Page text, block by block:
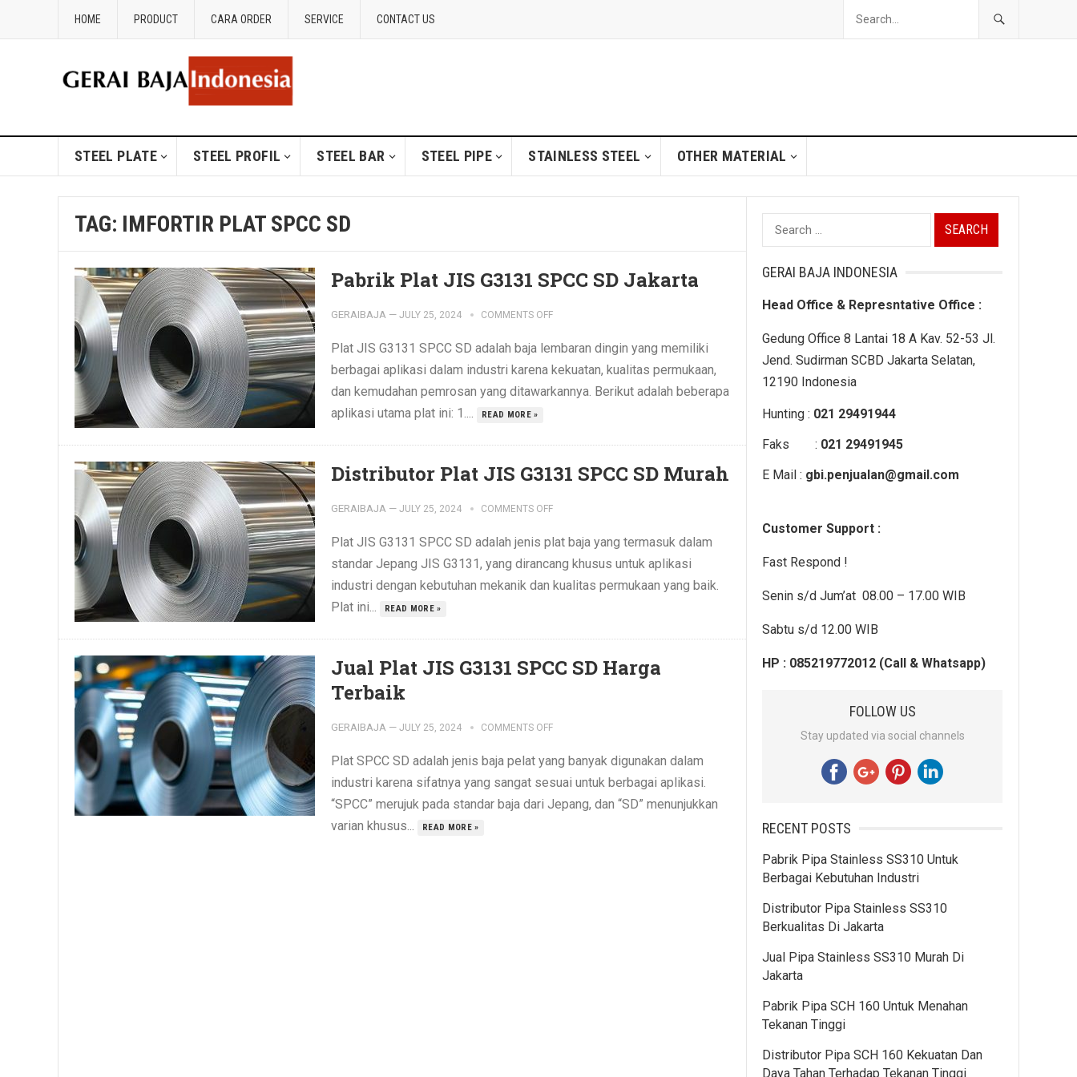
HOME PRODUCT CARA ORDER SERVICE CONTACT US
STEEL PLATE STEEL PROFIL STEEL BAR STEEL PIPE STAINLESS STEEL OTHER MATERIAL
TAG: IMFORTIR PLAT SPCC SD
Pabrik Plat JIS G3131 SPCC SD Jakarta
GERAIBAJA — JULY 25, 2024 COMMENTS OFF
Plat JIS G3131 SPCC SD adalah baja lembaran dingin yang memiliki
berbagai aplikasi dalam industri karena kekuatan, kualitas permukaan,
dan kemudahan pemrosan yang ditawarkannya. Berikut adalah beberapa
aplikasi utama plat ini: 1....
READ MORE »
Distributor Plat JIS G3131 SPCC SD Murah
GERAIBAJA — JULY 25, 2024 COMMENTS OFF
Plat JIS G3131 SPCC SD adalah jenis plat baja yang termasuk dalam
standar Jepang JIS G3131, yang dirancang khusus untuk aplikasi
industri dengan kebutuhan mekanik dan kualitas permukaan yang baik.
Plat ini...
READ MORE »
Jual Plat JIS G3131 SPCC SD Harga
Terbaik
GERAIBAJA — JULY 25, 2024 COMMENTS OFF
Plat SPCC SD adalah jenis baja pelat yang banyak digunakan dalam
industri karena sifatnya yang sangat sesuai untuk berbagai aplikasi.
“SPCC” merujuk pada standar baja dari Jepang, dan “SD” menunjukkan
varian khusus...
READ MORE »
Search
for:
GERAI BAJA INDONESIA
Head Office & Represntative Office :
Gedung Office 8 Lantai 18 A Kav. 52-53 Jl.
Jend. Sudirman SCBD Jakarta Selatan,
12190 Indonesia
Hunting : 021 29491944
Faks : 021 29491945
E Mail : gbi.penjualan@gmail.com
Customer Support :
Fast Respond !
Senin s/d Jum’at 08.00 – 17.00 WIB
Sabtu s/d 12.00 WIB
HP : 085219772012 (Call & Whatsapp)
FOLLOW US
Stay updated via social channels
RECENT POSTS
Pabrik Pipa Stainless SS310 Untuk
Berbagai Kebutuhan Industri
Distributor Pipa Stainless SS310
Berkualitas Di Jakarta
Jual Pipa Stainless SS310 Murah Di
Jakarta
Pabrik Pipa SCH 160 Untuk Menahan
Tekanan Tinggi
Distributor Pipa SCH 160 Kekuatan Dan
Daya Tahan Terhadap Tekanan Tinggi